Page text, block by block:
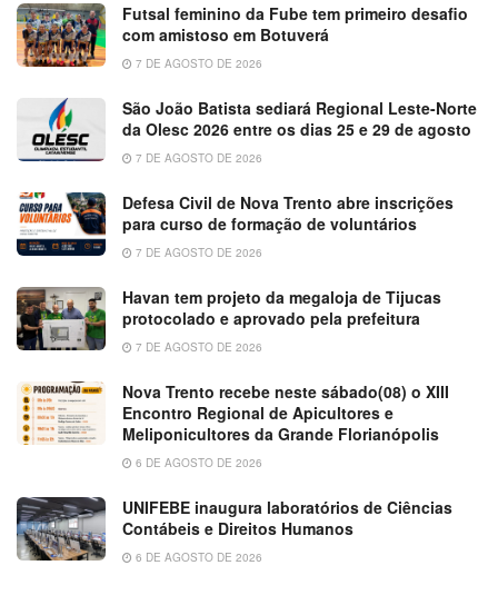
Futsal feminino da Fube tem primeiro desafio
com amistoso em Botuverá
7 DE AGOSTO DE 2026
São João Batista sediará Regional Leste-Norte
da Olesc 2026 entre os dias 25 e 29 de agosto
7 DE AGOSTO DE 2026
Defesa Civil de Nova Trento abre inscrições
para curso de formação de voluntários
7 DE AGOSTO DE 2026
Havan tem projeto da megaloja de Tijucas
protocolado e aprovado pela prefeitura
7 DE AGOSTO DE 2026
Nova Trento recebe neste sábado(08) o XIII
Encontro Regional de Apicultores e
Meliponicultores da Grande Florianópolis
6 DE AGOSTO DE 2026
UNIFEBE inaugura laboratórios de Ciências
Contábeis e Direitos Humanos
6 DE AGOSTO DE 2026